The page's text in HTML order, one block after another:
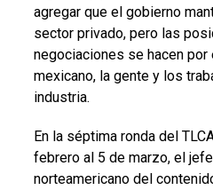
agregar que el gobierno
sector privado, pero las
negociaciones se hacen
mexicano, la gente y los
industria.
En la séptima ronda del
febrero al 5 de marzo, el
norteamericano del